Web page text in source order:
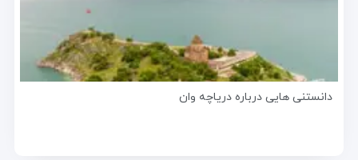
دانستنی هایی درباره دریاچه وان